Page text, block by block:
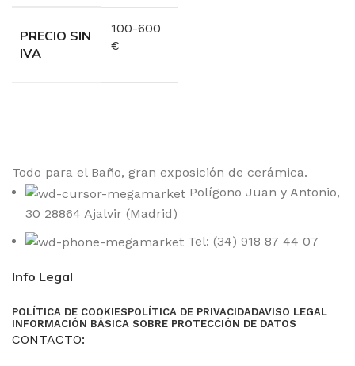
PRECIO SIN
IVA
100-600
€
Todo para el Baño, gran exposición de cerámica.
Polígono Juan y Antonio,
30 28864 Ajalvir (Madrid)
Tel: (34) 918 87 44 07
Info Legal
POLÍTICA DE COOKIESPOLÍTICA DE PRIVACIDADAVISO LEGAL
INFORMACIÓN BÁSICA SOBRE PROTECCIÓN DE DATOS
CONTACTO: